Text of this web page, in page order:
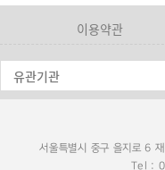
이용약관
서울특별시 중구 을지로 6
Tel :